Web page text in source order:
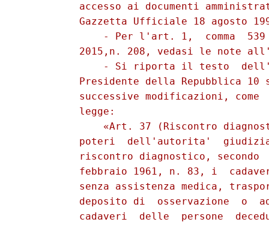
accesso ai documenti
Gazzetta Ufficiale 18 agosto
- Per l'art. 1,  comma
2015,n. 208, vedasi le note
- Si riporta il testo
Presidente della Repubblica 10
successive modificazioni, come
          legge:
«Art. 37 (Riscontro
poteri  dell'autorita'
riscontro diagnostico, secondo
febbraio 1961, n. 83, i
senza assistenza medica,
deposito di  osservazione  o
cadaveri  delle  persone